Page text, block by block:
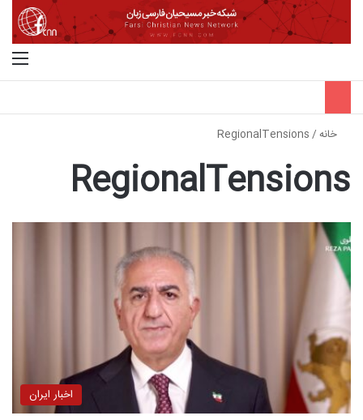
خانه/
RegionalTensions
RegionalTensions
اخبار ایران